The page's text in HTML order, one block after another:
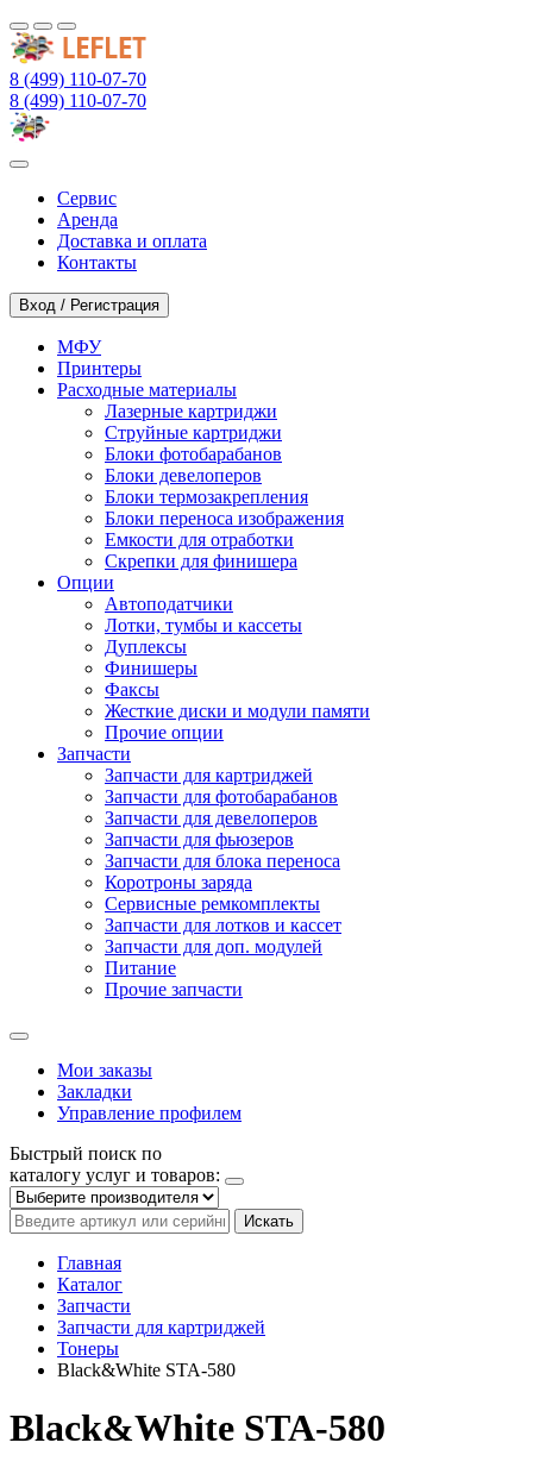
8 (499) 110-07-70
8 (499) 110-07-70
Сервис
Аренда
Доставка и оплата
Контакты
Вход / Регистрация
МФУ
Принтеры
Расходные материалы
Лазерные картриджи
Струйные картриджи
Блоки фотобарабанов
Блоки девелоперов
Блоки термозакрепления
Блоки переноса изображения
Емкости для отработки
Скрепки для финишера
Опции
Автоподатчики
Лотки, тумбы и кассеты
Дуплексы
Финишеры
Факсы
Жесткие диски и модули памяти
Прочие опции
Запчасти
Запчасти для картриджей
Запчасти для фотобарабанов
Запчасти для девелоперов
Запчасти для фьюзеров
Запчасти для блока переноса
Коротроны заряда
Сервисные ремкомплекты
Запчасти для лотков и кассет
Запчасти для доп. модулей
Питание
Прочие запчасти
Мои заказы
Закладки
Управление профилем
Быстрый поиск по
каталогу услуг и товаров:
Искать
Главная
Каталог
Запчасти
Запчасти для картриджей
Тонеры
Black&White STA-580
Black&White STA-580